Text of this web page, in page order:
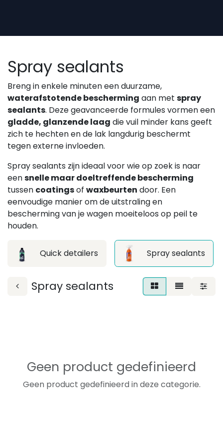
Spray sealants
Breng in enkele minuten een duurzame,
waterafstotende bescherming aan met spray
sealants. Deze geavanceerde formules vormen een
gladde, glanzende laag die vuil minder kans geeft
zich te hechten en de lak langdurig beschermt
tegen externe invloeden.
Spray sealants zijn ideaal voor wie op zoek is naar
eensnelle maar doeltreffende bescherming
tussen coatingsof waxbeurten door. Een
eenvoudige manier om de uitstraling en
bescherming van je wagen moeiteloos op peil te
houden.
Quick detailers Spray sealants
Spray sealants
Geen product gedefinieerd
Geen product gedefinieerd in deze categorie.